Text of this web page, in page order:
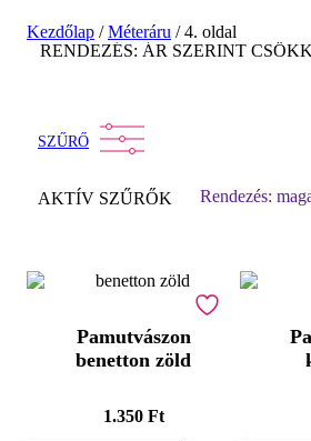
Kezdőlap /Méteráru / 4. oldal
SZŰRŐ
—
TERMÉKKATEGÓRIÁK
AKTÍV SZŰRŐK Rendezés:
Pamutvászon
benetton zöld
1.350 Ft